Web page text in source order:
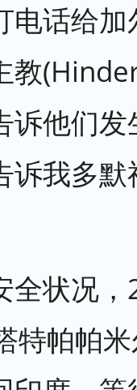
电话给
教
诉他们
诉我多
全状况
特帕帕